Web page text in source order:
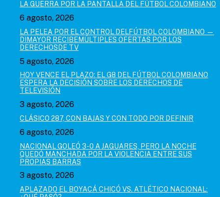
LA GUERRA POR LA PANTALLA DEL FÚTBOL COLOMBIANO
6 agosto, 2026
LA PELEA POR EL CONTROL DELFÚTBOL COLOMBIANO —
DIMAYOR RECIBEMÚLTIPLES OFERTAS POR LOS
DERECHOSDE TV
5 agosto, 2026
HOY VENCE EL PLAZO: EL G8 DEL FÚTBOL COLOMBIANO
ESPERA LA DECISIÓN SOBRE LOS DERECHOS DE
TELEVISIÓN
3 agosto, 2026
CLÁSICO 287, CON BAJAS Y CON TODO POR DEFINIR
6 agosto, 2026
NACIONAL GOLEÓ 3-0 A JAGUARES, PERO LA NOCHE
QUEDÓ MANCHADA POR LA VIOLENCIA ENTRE SUS
PROPIAS BARRAS
3 agosto, 2026
APLAZADO EL BOYACÁ CHICÓ VS. ATLÉTICO NACIONAL: